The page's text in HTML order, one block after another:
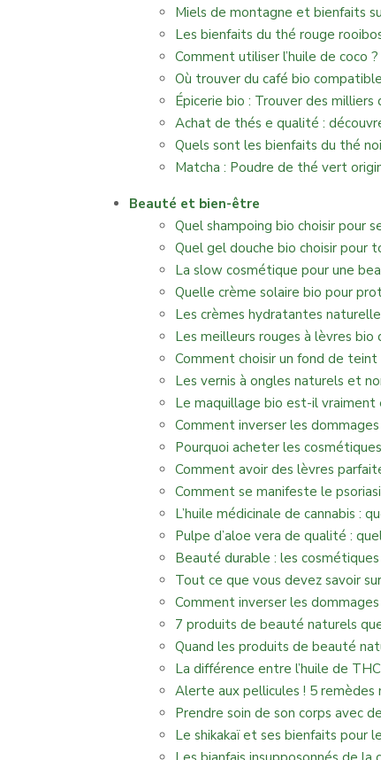
Miels de montagne et bienfaits
Les bienfaits du thé rouge
Comment utiliser l’huile de coco ?
Où trouver du café bio
Épicerie bio : Trouver des
Achat de thés e qualité :
Quels sont les bienfaits du thé
Matcha : Poudre de thé vert
Beauté et bien-être
Quel shampoing bio choisir pour
Quel gel douche bio choisir pour
La slow cosmétique pour une
Quelle crème solaire bio pour
Les crèmes hydratantes
Les meilleurs rouges à lèvres bio
Comment choisir un fond de
Les vernis à ongles naturels et
Le maquillage bio est-il vraiment
Comment inverser les
Pourquoi acheter les
Comment avoir des lèvres
Comment se manifeste le
L’huile médicinale de cannabis :
Pulpe d’aloe vera de qualité :
Beauté durable : les
Tout ce que vous devez savoir
Comment inverser les
7 produits de beauté naturels
Quand les produits de beauté
La différence entre l’huile de
Alerte aux pellicules ! 5
Prendre soin de son corps avec
Le shikakaï et ses bienfaits pour